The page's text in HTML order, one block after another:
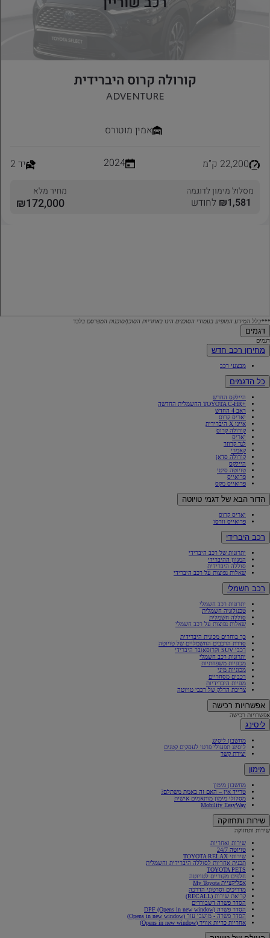
***כלל המידע המופיע בעמודי הסוכנים הינו באחריות הסוכן/סוכנות המפרסם בלבד
דגמים
דגמים
מחירון רכב חדש
מבצעי רכב
כל הדגמים
היילקס החדש
+TOYOTA C-HR החשמלית החדשה
ראב 4 החדש
יאריס קרוס
אייגו X היברידית
קורולה קרוס
יאריס
לנד קרוזר
קאמרי
קורולה סדאן
היילקס
טויוטה סיטי
פרואייס
פרואייס מקס
הדור הבא של דגמי טויוטה
יאריס קרוס
פרואייס וורסו
רכב היברידי
יתרונות של רכב היברידי
המגוון ההיברידי
סוללה היברידית
שאלות נפוצות על רכב היברידי
רכב חשמלי
יתרונות רכב חשמלי
טכנולוגיה חשמלית
סוללה חשמלית
שאלות נפוצות על רכב חשמלי
כך בוחרים מכונית היברידית
סדרת הרכבים החשמליים של טויוטה
רכבי SUV וקרוסאובר היברידי
יתרונות רכב חשמלי
מכוניות משפחתיות
מכוניות מיני
רכבים מסחריים
מוניות היברידיות
צריכת הדלק של רכבי טויוטה
אפשרויות רכישה
אפשרויות רכישה
ליסינג
מחשבון ליסינג
ליסינג תפעולי פרטי לעסקים קטנים
יצירת קשר
מימון
מחשבון מימון
טרייד אין – האם זה באמת משתלם?
מסלולי מימון מותאמים אישית
Mobility EesyWay
שירות ותחזוקה
שירות ותחזוקה
שירות ואחריות
טויוטה 24/7
שירותי TOYOTA RELAX
תכנית אחריות לסוללה היברידית וחשמלית
TOYOTA PETS
חלפים מקוריים לטויוטה
אפליקציית My Toyota
מדריכים וסרטוני הדרכה
קריאת שירות (RECALL)
הסדר פשרה דשבורדים
הסדר פשרה DPF (Opens in new window)
הסדר פשרה - מושבי עור (Opens in new window)
אחריות כריות אוויר (Opens in new window)